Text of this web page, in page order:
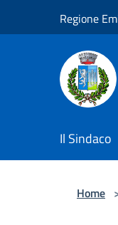
Regione
Il Sindaco
Home